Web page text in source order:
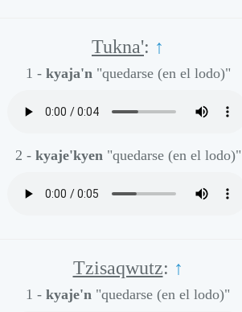
Tukna': ↑
1 - kyaja'n "quedarse (en el lodo)"
2 - kyaje'kyen "quedarse (en el lodo)"
Tzisaqwutz: ↑
1 - kyaje'n "quedarse (en el lodo)"